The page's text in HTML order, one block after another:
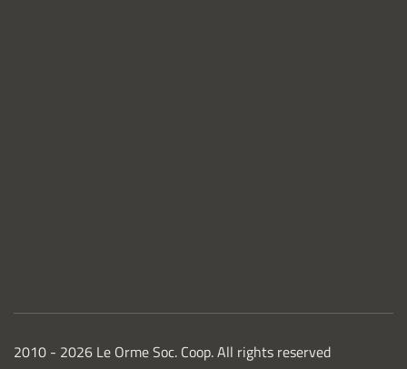
2010 - 2026 Le Orme Soc. Coop. All rights reserved